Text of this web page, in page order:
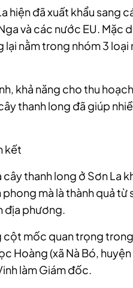
hiện đã xuất khẩu sang
và các nước EU. Mặc
lại nằm trong nhóm 3
khả năng cho thu
thanh long đã giúp
kết
thanh long ở Sơn La
mà là thành quả
địa phương.
mốc quan trọng trong
Hoàng (xã Nà Bó,
làm Giám đốc.